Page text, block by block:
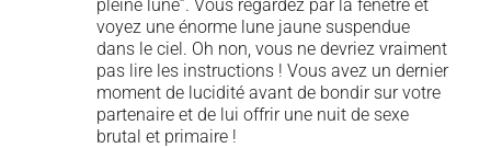
pleine lune”. Vous regardez par la fenêtre et
voyez une énorme lune jaune suspendue
dans le ciel. Oh non, vous ne devriez vraiment
pas lire les instructions ! Vous avez un dernier
moment de lucidité avant de bondir sur votre
partenaire et de lui offrir une nuit de sexe
brutal et primaire !